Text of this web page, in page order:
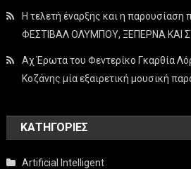
Η τελετή έναρξης και η
ΦΕΣΤΙΒΑΛ ΟΛΥΜΠΟΥ, ΞΕΠΕΡΝΑ ΚΑΙ
Αχ Έρωτα του Φεντερίκο Γκαρθία
Κοζάνης μία εξαιρετική μουσική
KΑΤΗΓΟΡΊΕΣ
Artificial Intelligent